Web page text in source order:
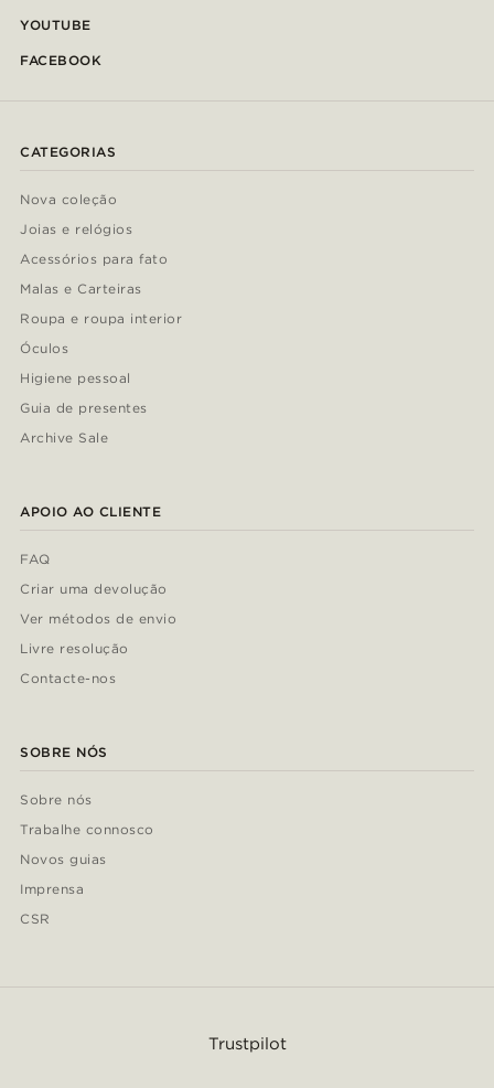
YOUTUBE
FACEBOOK
CATEGORIAS
Nova coleção
Joias e relógios
Acessórios para fato
Malas e Carteiras
Roupa e roupa interior
Óculos
Higiene pessoal
Guia de presentes
Archive Sale
APOIO AO CLIENTE
FAQ
Criar uma devolução
Ver métodos de envio
Livre resolução
Contacte-nos
SOBRE NÓS
Sobre nós
Trabalhe connosco
Novos guias
Imprensa
CSR
Trustpilot